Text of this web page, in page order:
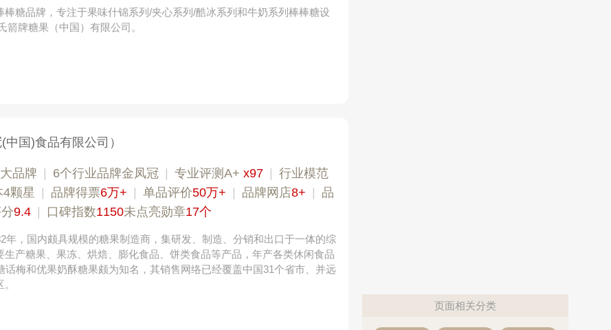
棒糖品牌，专注于果味什锦系列/夹心系列/酷冰系列和牛奶系列棒棒糖设
箭牌糖果（中国）有限公司。
(中国)食品有限公司）
品牌 6个行业品牌金凤冠 专业评测A+ x97
行业模范
颗星 品牌得票6万+ 单品评价50万+ 品牌网店8+
品
9.4 口碑指数1150未点亮勋章17个
年，国内颇具规模的糖果制造商，集研发、制造、分销和出口于一体的综
生产糖果、果冻、烘焙、膨化食品、饼类食品等产品，年产各类休闲食品
话梅和优果奶酥糖果颇为知名，其销售网络已经覆盖中国31个省市、并远
页面相关分类